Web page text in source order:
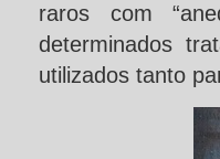
raros com
determinados
utilizados tanto